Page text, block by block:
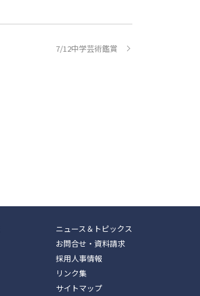
7/12中学芸術鑑賞
ニュース＆トピックス
お問合せ・資料請求
採用人事情報
リンク集
サイトマップ